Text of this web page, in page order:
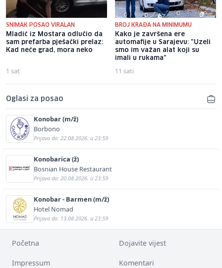
SNIMAK POSAO VIRALAN
Mladić iz Mostara odlučio da
sam prefarba pješački prelaz:
Kad neće grad, mora neko
1 sat
BROJ KRAĐA NA MINIMUMU
Kako je završena ere
automafije u Sarajevu: "Uzeli
smo im važan alat koji su
imali u rukama"
11 sati
Oglasi za posao
Konobar (m/ž)
Borbono
Prijava do: 22.08.2026. u 23:59
Konobarica (ž)
Bosnian House Restaurant
Prijava do: 20.08.2026. u 23:59
Konobar - Barmen (m/ž)
Hotel Nomad
Prijava do: 13.08.2026. u 23:59
Početna Dojavite vijest
Impressum Komentari